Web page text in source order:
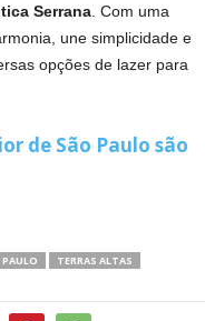
Serrana . Com uma
une simplicidade e
opções de lazer para
de São Paulo são
TERRAS ALTAS